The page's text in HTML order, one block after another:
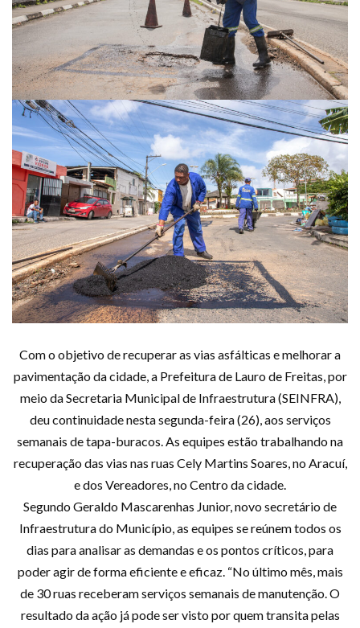
Com o objetivo de recuperar as vias asfálticas e melhorar a
pavimentação da cidade, a Prefeitura de Lauro de Freitas, por
meio da Secretaria Municipal de Infraestrutura (SEINFRA),
deu continuidade nesta segunda-feira (26), aos serviços
semanais de tapa-buracos. As equipes estão trabalhando na
recuperação das vias nas ruas Cely Martins Soares, no Aracuí,
e dos Vereadores, no Centro da cidade.
Segundo Geraldo Mascarenhas Junior, novo secretário de
Infraestrutura do Município, as equipes se reúnem todos os
dias para analisar as demandas e os pontos críticos, para
poder agir de forma eficiente e eficaz. “No último mês, mais
de 30 ruas receberam serviços semanais de manutenção. O
resultado da ação já pode ser visto por quem transita pelas